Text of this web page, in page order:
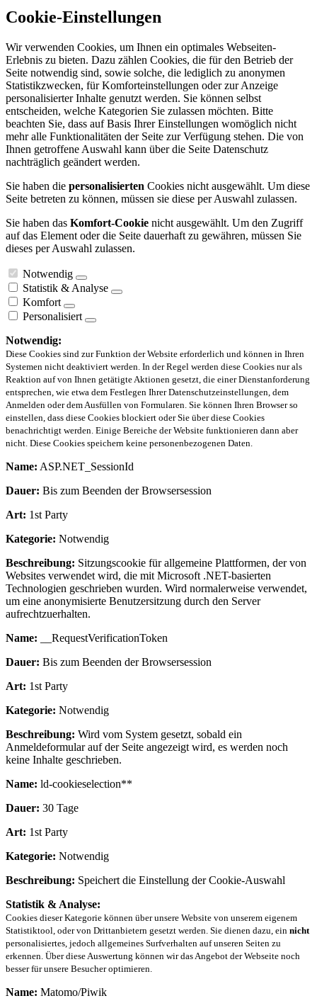
Cookie-Einstellungen
Wir verwenden Cookies, um Ihnen ein optimales Webseiten-
Erlebnis zu bieten. Dazu zählen Cookies, die für den Betrieb der
Seite notwendig sind, sowie solche, die lediglich zu anonymen
Statistikzwecken, für Komforteinstellungen oder zur Anzeige
personalisierter Inhalte genutzt werden. Sie können selbst
entscheiden, welche Kategorien Sie zulassen möchten. Bitte
beachten Sie, dass auf Basis Ihrer Einstellungen womöglich nicht
mehr alle Funktionalitäten der Seite zur Verfügung stehen. Die von
Ihnen getroffene Auswahl kann über die Seite Datenschutz
nachträglich geändert werden.
Sie haben die personalisierten Cookies nicht ausgewählt. Um diese
Seite betreten zu können, müssen sie diese per Auswahl zulassen.
Sie haben das Komfort-Cookie nicht ausgewählt. Um den Zugriff
auf das Element oder die Seite dauerhaft zu gewähren, müssen Sie
dieses per Auswahl zulassen.
Notwendig
Statistik & Analyse
Komfort
Personalisiert
Notwendig:
Diese Cookies sind zur Funktion der Website erforderlich und können in Ihren
Systemen nicht deaktiviert werden. In der Regel werden diese Cookies nur als
Reaktion auf von Ihnen getätigte Aktionen gesetzt, die einer Dienstanforderung
entsprechen, wie etwa dem Festlegen Ihrer Datenschutzeinstellungen, dem
Anmelden oder dem Ausfüllen von Formularen. Sie können Ihren Browser so
einstellen, dass diese Cookies blockiert oder Sie über diese Cookies
benachrichtigt werden. Einige Bereiche der Website funktionieren dann aber
nicht. Diese Cookies speichern keine personenbezogenen Daten.
Name: ASP.NET_SessionId
Dauer: Bis zum Beenden der Browsersession
Art: 1st Party
Kategorie: Notwendig
Beschreibung: Sitzungscookie für allgemeine Plattformen, der von
Websites verwendet wird, die mit Microsoft .NET-basierten
Technologien geschrieben wurden. Wird normalerweise verwendet,
um eine anonymisierte Benutzersitzung durch den Server
aufrechtzuerhalten.
Name: __RequestVerificationToken
Dauer: Bis zum Beenden der Browsersession
Art: 1st Party
Kategorie: Notwendig
Beschreibung: Wird vom System gesetzt, sobald ein
Anmeldeformular auf der Seite angezeigt wird, es werden noch
keine Inhalte geschrieben.
Name: ld-cookieselection**
Dauer: 30 Tage
Art: 1st Party
Kategorie: Notwendig
Beschreibung: Speichert die Einstellung der Cookie-Auswahl
Statistik & Analyse:
Cookies dieser Kategorie können über unsere Website von unserem eigenem
Statistiktool, oder von Drittanbietern gesetzt werden. Sie dienen dazu, ein nicht
personalisiertes, jedoch allgemeines Surfverhalten auf unseren Seiten zu
erkennen. Über diese Auswertung können wir das Angebot der Webseite noch
besser für unsere Besucher optimieren.
Name: Matomo/Piwik